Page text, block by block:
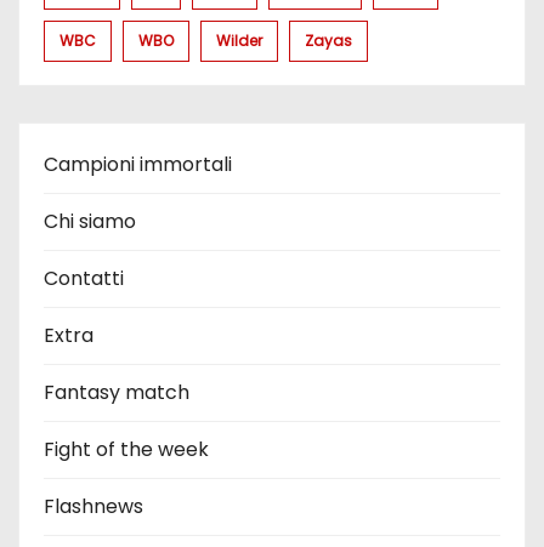
WBC WBO Wilder Zayas
Campioni immortali
Chi siamo
Contatti
Extra
Fantasy match
Fight of the week
Flashnews